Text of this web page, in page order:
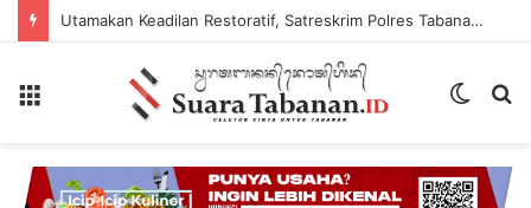
Utamakan Keadilan Restoratif, Satreskrim Polres Tabanan Gelar Perkara Kasus Penganiayaan Anak
Switch